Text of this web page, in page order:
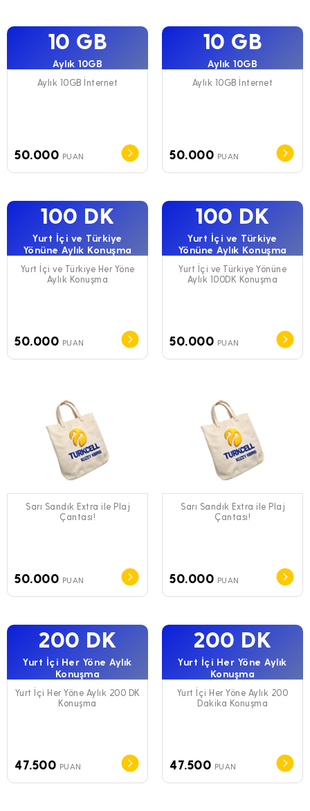
10 GB
Aylık 10GB
Aylık 10GB İnternet
50.000 PUAN
10 GB
Aylık 10GB
Aylık 10GB İnternet
50.000 PUAN
100 DK
Yurt İçi ve Türkiye
Yönüne Aylık Konuşma
Yurt İçi ve Türkiye Her Yöne
Aylık Konuşma
50.000 PUAN
100 DK
Yurt İçi ve Türkiye
Yönüne Aylık Konuşma
Yurt İçi ve Türkiye Yönüne
Aylık 100DK Konuşma
50.000 PUAN
Sarı Sandık Extra ile Plaj
Çantası!
50.000 PUAN
Sarı Sandık Extra ile Plaj
Çantası!
50.000 PUAN
200 DK
Yurt İçi Her Yöne Aylık
Konuşma
Yurt İçi Her Yöne Aylık 200 DK
Konuşma
47.500 PUAN
200 DK
Yurt İçi Her Yöne Aylık
Konuşma
Yurt İçi Her Yöne Aylık 200
Dakika Konuşma
47.500 PUAN